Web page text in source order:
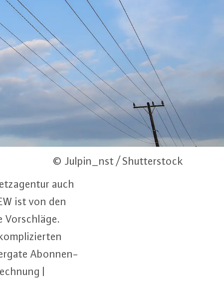
© Julpin_nst / Shutterstock
auch
ist von den
Vor­schlä­ge.
Abon­nen­
|